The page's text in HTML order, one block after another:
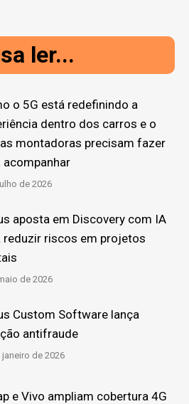
ler...
o 5G está redefinindo a
dentro dos carros e o
montadoras precisam fazer
acompanhar
de 2026
aposta em Discovery com IA
reduzir riscos em projetos
de 2026
Custom Software lança
antifraude
janeiro de 2026
e Vivo ampliam cobertura 4G